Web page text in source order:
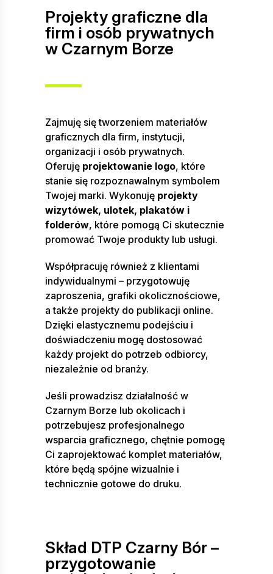
Projekty graficzne dla
firm i osób prywatnych
w Czarnym Borze
Zajmuję się tworzeniem materiałów
graficznych dla firm, instytucji,
organizacji i osób prywatnych.
Oferuję projektowanie logo, które
stanie się rozpoznawalnym symbolem
Twojej marki. Wykonuję projekty
wizytówek, ulotek, plakatów i
folderów, które pomogą Ci skutecznie
promować Twoje produkty lub usługi.
Współpracuję również z klientami
indywidualnymi – przygotowuję
zaproszenia, grafiki okolicznościowe,
a także projekty do publikacji online.
Dzięki elastycznemu podejściu i
doświadczeniu mogę dostosować
każdy projekt do potrzeb odbiorcy,
niezależnie od branży.
Jeśli prowadzisz działalność w
Czarnym Borze lub okolicach i
potrzebujesz profesjonalnego
wsparcia graficznego, chętnie pomogę
Ci zaprojektować komplet materiałów,
które będą spójne wizualnie i
technicznie gotowe do druku.
Skład DTP Czarny Bór –
przygotowanie